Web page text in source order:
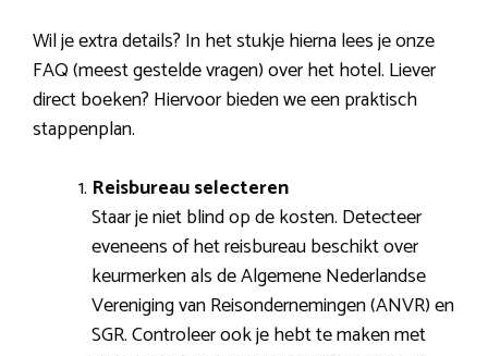
Wil je extra details? In het stukje hierna lees je onze
FAQ (meest gestelde vragen) over het hotel. Liever
direct boeken? Hiervoor bieden we een praktisch
stappenplan.
Reisbureau selecteren
Staar je niet blind op de kosten. Detecteer
eveneens of het reisbureau beschikt over
keurmerken als de Algemene Nederlandse
Vereniging van Reisondernemingen (ANVR) en
SGR. Controleer ook je hebt te maken met